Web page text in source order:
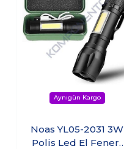
Noas YL05-2031 3W
Polis Led El Feneri